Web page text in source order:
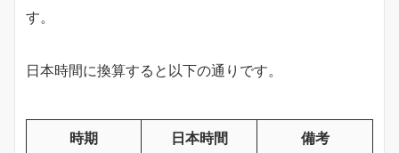
す。
日本時間に換算すると以下の通りです。
時期 日本時間 備考